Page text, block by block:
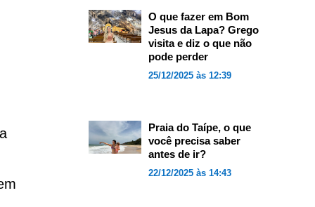
O que fazer em Bom
Jesus da Lapa? Grego
visita e diz o que não
pode perder
25/12/2025 às 12:39
Praia do Taípe, o que
você precisa saber
antes de ir?
22/12/2025 às 14:43